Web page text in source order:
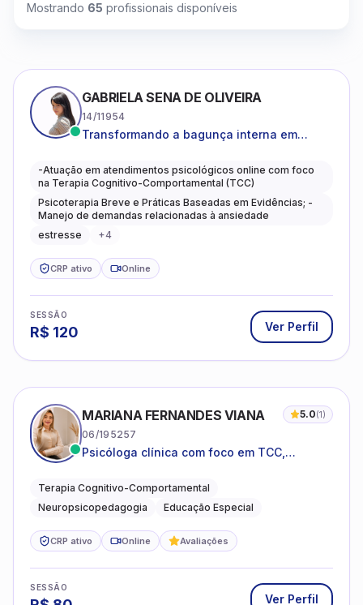
Clique para assistir
Mostrando 65 profissionais disponíveis
GABRIELA SENA DE OLIVEIRA
14/11954
Transformando a bagunça interna em
caminhos mais gentis para se viver.
-Atuação em atendimentos psicológicos online com foco
na Terapia Cognitivo-Comportamental (TCC)
Psicoterapia Breve e Práticas Baseadas em Evidências; -
Manejo de demandas relacionadas à ansiedade
estresse
+4
CRP ativo Online
SESSÃO
R$ 120 Ver Perfil
MARIANA FERNANDES VIANA 5.0(1)
06/195257
Psicóloga clínica com foco em TCC,
do neurodesenvolvimento.
Terapia Cognitivo-Comportamental
Neuropsicopedagogia
Educação Especial
CRP ativo Online Avaliações
SESSÃO
Ver Perfil